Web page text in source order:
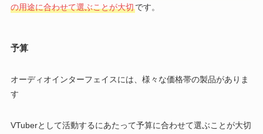
の用途に合わせて選ぶことが大切です。
予算
オーディオインターフェイスには、様々な価格帯の製品がありま
す
VTuberとして活動するにあたって予算に合わせて選ぶことが大切